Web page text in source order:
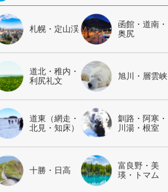
札幌・定山渓
函館・道南・
奥尻
道北・稚内・
利尻礼文
旭川・層雲峡
道東（網走・
北見・知床）
釧路・阿寒・
川湯・根室
十勝・日高
富良野・美
瑛・トマム